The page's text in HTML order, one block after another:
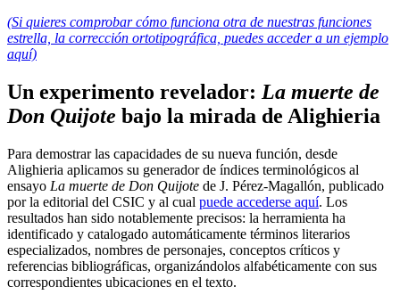
(Si quieres comprobar cómo funciona otra de nuestras funciones
estrella, la corrección ortotipográfica, puedes acceder a un ejemplo
aquí)
Un experimento revelador: La muerte de
Don Quijote bajo la mirada de Alighieria
Para demostrar las capacidades de su nueva función, desde
Alighieria aplicamos su generador de índices terminológicos al
ensayo La muerte de Don Quijote de J. Pérez-Magallón, publicado
por la editorial del CSIC y al cual puede accederse aquí. Los
resultados han sido notablemente precisos: la herramienta ha
identificado y catalogado automáticamente términos literarios
especializados, nombres de personajes, conceptos críticos y
referencias bibliográficas, organizándolos alfabéticamente con sus
correspondientes ubicaciones en el texto.